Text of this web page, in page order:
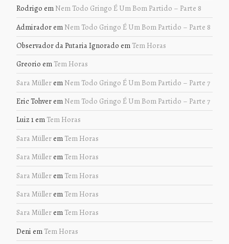
Rodrigo em Nem Todo Gringo É Um Bom Partido – Parte 8
Admiradorem Nem Todo Gringo É Um Bom Partido – Parte 8
Observador da Putaria Ignorado em Tem Horas
Greorio em Tem Horas
Sara Müllerem Nem Todo Gringo É Um Bom Partido – Parte 7
Eric Tohverem Nem Todo Gringo É Um Bom Partido – Parte 7
Luiz 1em Tem Horas
Sara Müllerem Tem Horas
Sara Müllerem Tem Horas
Sara Müllerem Tem Horas
Sara Müllerem Tem Horas
Sara Müllerem Tem Horas
Deni em Tem Horas